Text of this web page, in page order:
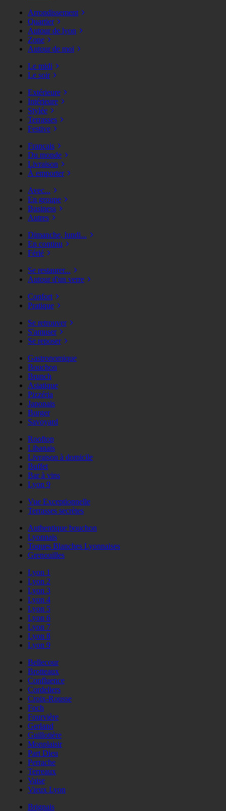
Arrondissement
Quartier
Autour de lyon
Zone
Autour de moi
Le midi
Le soir
Extérieure
Intérieure
Stylée
Terrasses
Festive
Français
Du monde
Livraison
À emporter
Avec...
En groupe
Business
Autres
Dimanche, lundi...
En continu
Férié
Se restaurer...
Autour d'un verre
Confort
Pratique
Se retrouver
S'amuser
Se reposer
Gastronomique
Bouchon
Brunch
Asiatique
Pizzéria
Japonais
Burger
Savoyard
Rooftop
Libanais
Livraison à domicile
Buffet
Bar à vins
Lyon 9
Vue Exceptionnelle
Terrasses secrètes
Authentique bouchon
Lyonnais
Toques Blanches Lyonnaises
Grenouilles
Lyon 1
Lyon 2
Lyon 3
Lyon 4
Lyon 5
Lyon 6
Lyon 7
Lyon 8
Lyon 9
Bellecour
Brotteaux
Confluence
Cordeliers
Croix-Rousse
Foch
Fourvière
Gerland
Guillotière
Monplaisir
Part Dieu
Perrache
Terreaux
Vaise
Vieux Lyon
Brignais